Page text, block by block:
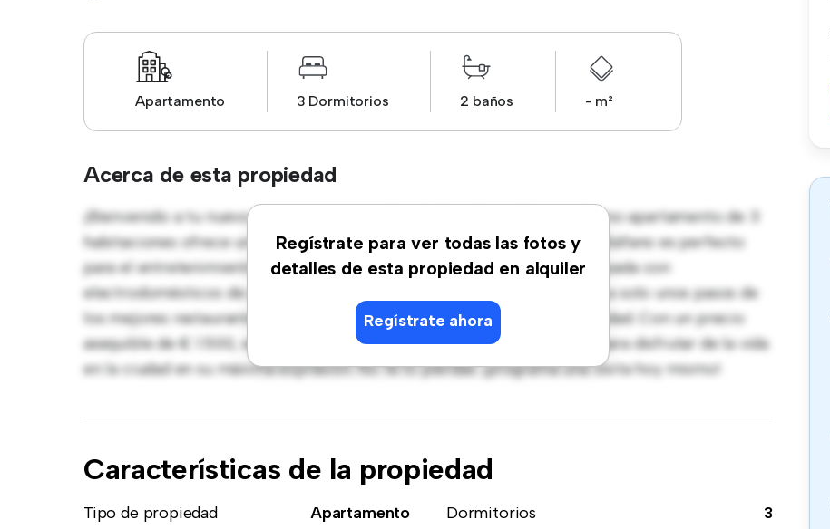
Apartamento 3 Dormitorios 2 baños - m²
Acerca de esta propiedad
Regístrate para ver todas las fotos y
detalles de esta propiedad en alquiler
Regístrate ahora
¡Bienvenido a tu nuevo hogar en Levante Beach, Benidorm! Este moderno apartamento de 3
habitaciones ofrece un espacio de vida elegante y acogedor. El diseño diáfano es perfecto
para el entretenimiento, y la cocina de estilo contemporáneo está equipada con
electrodomésticos de gama alta. Con su ubicación privilegiada, estarás a solo unos pasos de
los mejores restaurantes, tiendas y lugares de entretenimiento de la ciudad. Con un precio
asequible de € 1.500, este apartamento es una oportunidad fantástica para disfrutar de la vida
en la ciudad en su máxima expresión. No te lo pierdas: ¡programa una visita hoy mismo!
Características de la propiedad
Tipo de propiedad Apartamento Dormitorios
3